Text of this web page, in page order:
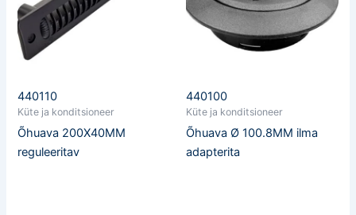
440110
Küte ja konditsioneer
Õhuava 200X40MM
reguleeritav
440100
Küte ja konditsioneer
Õhuava Ø 100.8MM ilma
adapterita